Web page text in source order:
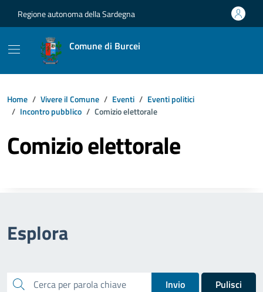
Regione autonoma della Sardegna
Comune di Burcei
Home Vivere il Comune Eventi
Eventi politici
Incontro pubblico
Comizio elettorale
Comizio elettorale
Esplora
cerca Invio Pulisci